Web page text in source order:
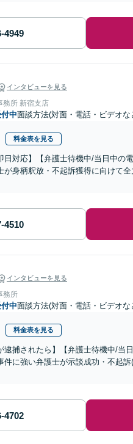
インタビューを見る
務所 新宿支店
中面談方法(対面・電話・ビデオな
料金表を見る
日対応】【弁護士待機中/当日中
が身柄釈放・不起訴獲得に向けて
インタビューを見る
務所
中面談方法(対面・電話・ビデオな
料金表を見る
逮捕されたら】【弁護士待機中/
件に強い弁護士が示談成功・不起